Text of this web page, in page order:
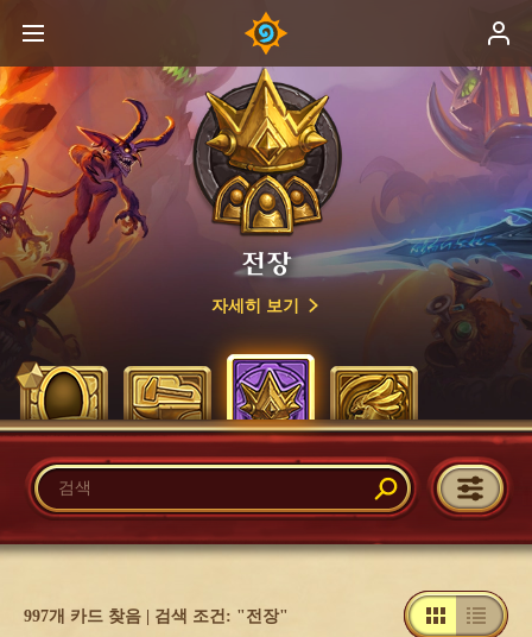
전장
자세히 보기
997개 카드 찾음 | 검색 조건: "전장"